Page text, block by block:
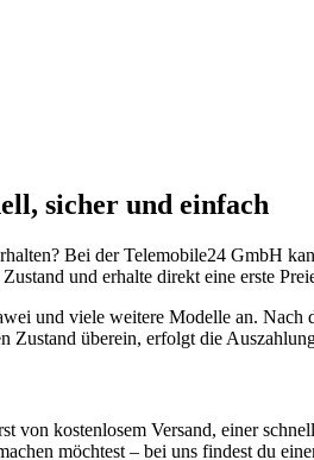
sicher und einfach
Bei der Telemobile24 GmbH
und erhalte direkt eine erste
und viele weitere Modelle an. Nach
überein, erfolgt die
kostenlosem Versand, einer
möchtest – bei uns findest du